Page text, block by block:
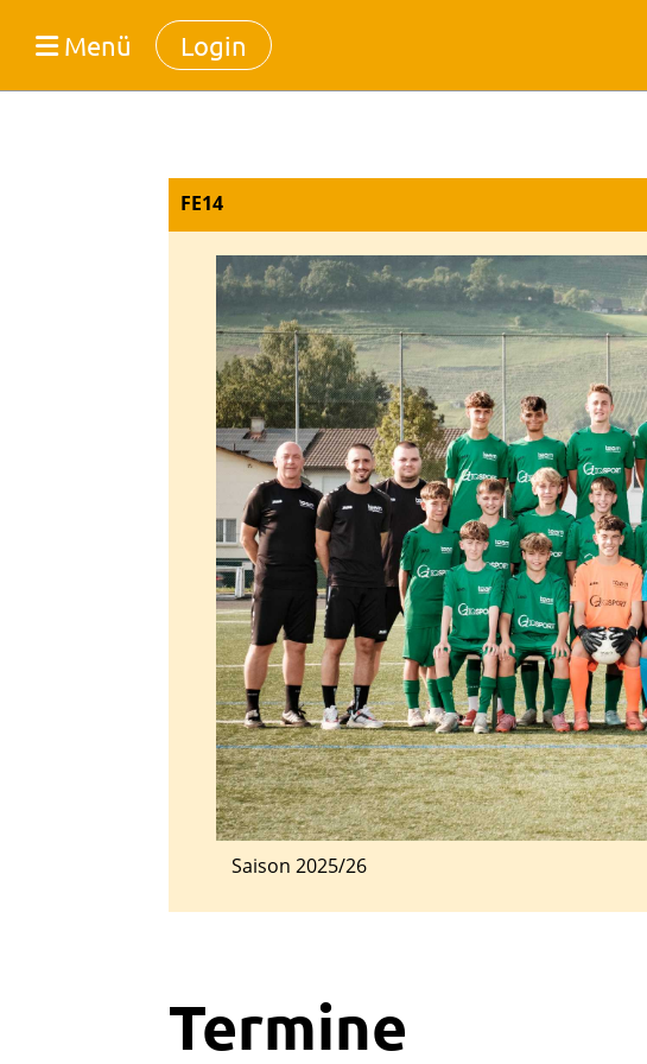
Login
Menü
FE14
Saison 2025/26
Termine